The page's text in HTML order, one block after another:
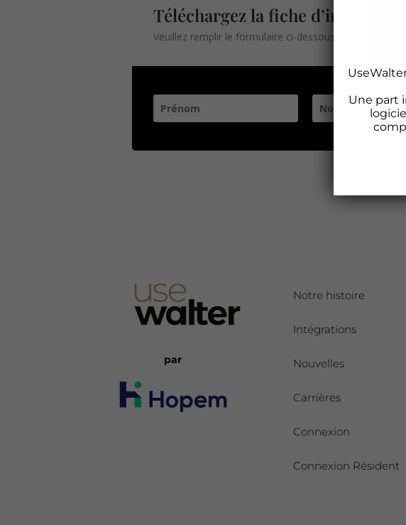
Téléchargez la fiche
Veuillez remplir le formulaire ci-dessous.
par
Notre histoire
Intégrations
Nouvelles
Carrières
Connexion
Connexion Résident
Une part